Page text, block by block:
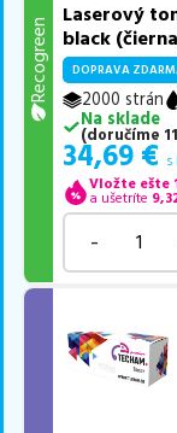
Recogreen
Laserový
black
DOPRAVA
2000 strán
Na sklade
(doručíme
34,69 € s
Vložte ešte
a ušetríte
-